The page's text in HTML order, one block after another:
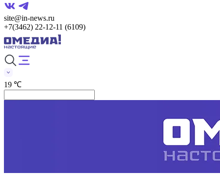
site@in-news.ru
+7(3462) 22-12-11 (6109)
19 ℃